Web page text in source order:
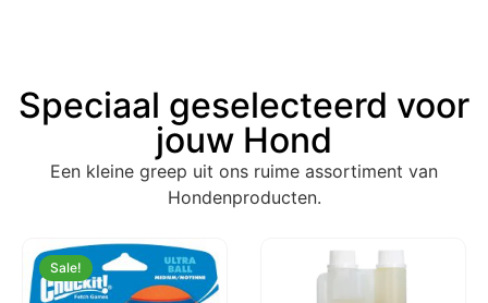
Speciaal geselecteerd voor
jouw Hond
Een kleine greep uit ons ruime assortiment van
Hondenproducten.
Sale!